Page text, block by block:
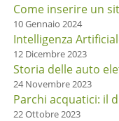
Come inserire un
10 Gennaio 2024
Intelligenza
12 Dicembre 2023
Storia delle auto
24 Novembre 2023
Parchi acquatici: il
22 Ottobre 2023